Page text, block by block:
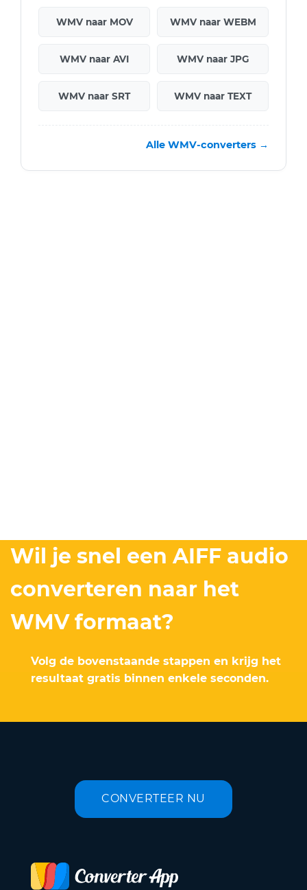
WMV naar MOV WMV naar WEBM
WMV naar AVI WMV naar JPG
WMV naar SRT WMV naar TEXT
Alle WMV-converters →
Wil je snel een AIFF audio
converteren naar het
WMV formaat?
Volg de bovenstaande stappen en krijg het
resultaat gratis binnen enkele seconden.
CONVERTEER NU